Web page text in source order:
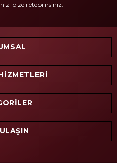
bize iletebilirsiniz.